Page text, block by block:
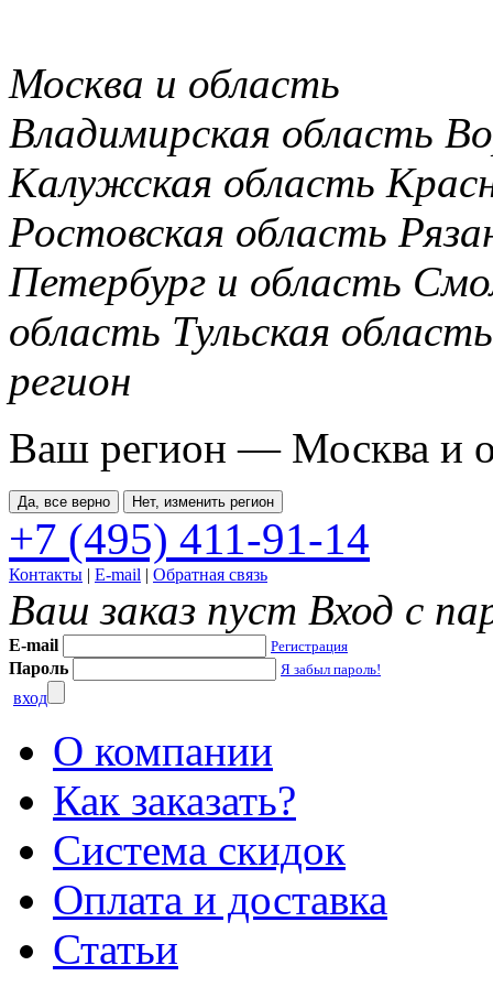
Москва и область
Владимирская область
Калужская область
Ростовская область
Петербург и область
область Тульская область
регион
Ваш регион — Москва и
Да, все верно Нет, изменить регион
+7 (495) 411-91-14
Контакты | E-mail | Обратная связь
Ваш заказ пуст Вход с
E-mail Регистрация
Пароль Я забыл пароль!
вход
О компании
Как заказать?
Система скидок
Оплата и доставка
Статьи